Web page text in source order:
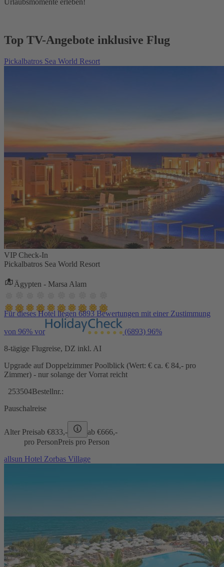
Top TV-Angebote inklusive Flug
Pickalbatros Sea World Resort
VIP Check-In
Pickalbatros Sea World Resort
Ägypten - Marsa Alam
Für dieses Hotel liegen 6893 Bewertungen mit einer Zustimmung
von 96% vor (6893) 96%
8-tägige Flugreise, DZ inkl. AI
Upgrade auf Doppelzimmer Poolblick (Wert: € ca. € 84,- pro
Zimmer) - nur solange der Vorrat reicht
253504Bestellnr.:
Pauschalreise
Alter Preisab €833,- ab €666,-
pro PersonPreis pro Person
allsun Hotel Zorbas Village